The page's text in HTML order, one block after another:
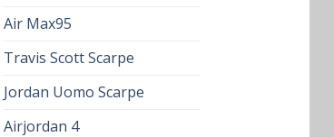
Air Max95
Travis Scott Scarpe
Jordan Uomo Scarpe
Airjordan 4